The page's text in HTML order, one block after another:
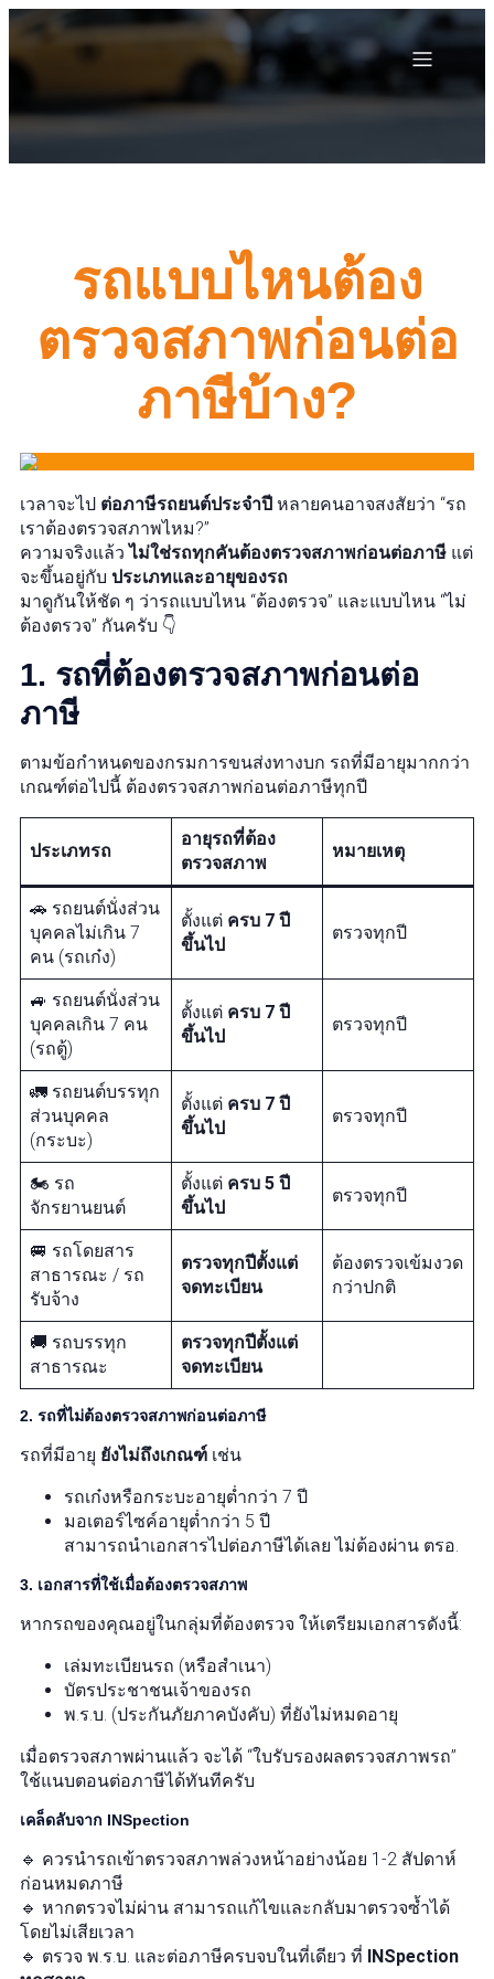
รถแบบไหนต้อง
ตรวจสภาพก่อนต่อ
ภาษีบ้าง?
เวลาจะไป ต่อภาษีรถยนต์ประจำปี หลายคนอาจสงสัยว่า “รถ
เราต้องตรวจสภาพไหม?”
ความจริงแล้วไม่ใช่รถทุกคันต้องตรวจสภาพก่อนต่อภาษี แต่
จะขึ้นอยู่กับ ประเภทและอายุของรถ
มาดูกันให้ชัด ๆ ว่ารถแบบไหน “ต้องตรวจ” และแบบไหน “ไม่
ต้องตรวจ” กันครับ 👇
1. รถที่ต้องตรวจสภาพก่อนต่อ
ภาษี
ตามข้อกำหนดของกรมการขนส่งทางบก รถที่มีอายุมากกว่า
เกณฑ์ต่อไปนี้ ต้องตรวจสภาพก่อนต่อภาษีทุกปี
ประเภทรถ
อายุรถที่ต้อง
ตรวจสภาพ
หมายเหตุ
🚗 รถยนต์นั่งส่วน
บุคคลไม่เกิน 7
คน (รถเก๋ง)
ตั้งแต่ ครบ 7 ปี
ขึ้นไป
ตรวจทุกปี
🚙 รถยนต์นั่งส่วน
บุคคลเกิน 7 คน
(รถตู้)
ตั้งแต่ ครบ 7 ปี
ขึ้นไป
ตรวจทุกปี
🚛 รถยนต์บรรทุก
ส่วนบุคคล
(กระบะ)
ตั้งแต่ ครบ 7 ปี
ขึ้นไป
ตรวจทุกปี
🏍️ รถ
จักรยานยนต์
ตั้งแต่ ครบ 5 ปี
ขึ้นไป
ตรวจทุกปี
🚐 รถโดยสาร
สาธารณะ / รถ
รับจ้าง
ตรวจทุกปีตั้งแต่
จดทะเบียน
ต้องตรวจเข้มงวด
กว่าปกติ
🚚 รถบรรทุก
สาธารณะ
ตรวจทุกปีตั้งแต่
จดทะเบียน
2. รถที่ไม่ต้องตรวจสภาพก่อนต่อภาษี
รถที่มีอายุ ยังไม่ถึงเกณฑ์ เช่น
รถเก๋งหรือกระบะอายุต่ำกว่า 7 ปี
มอเตอร์ไซค์อายุต่ำกว่า 5 ปี
สามารถนำเอกสารไปต่อภาษีได้เลย ไม่ต้องผ่าน ตรอ.
3. เอกสารที่ใช้เมื่อต้องตรวจสภาพ
หากรถของคุณอยู่ในกลุ่มที่ต้องตรวจ ให้เตรียมเอกสารดังนี้:
เล่มทะเบียนรถ (หรือสำเนา)
บัตรประชาชนเจ้าของรถ
พ.ร.บ. (ประกันภัยภาคบังคับ) ที่ยังไม่หมดอายุ
เมื่อตรวจสภาพผ่านแล้ว จะได้ “ใบรับรองผลตรวจสภาพรถ”
ใช้แนบตอนต่อภาษีได้ทันทีครับ
เคล็ดลับจาก INSpection
🔹 ควรนำรถเข้าตรวจสภาพล่วงหน้าอย่างน้อย 1-2 สัปดาห์
ก่อนหมดภาษี
🔹 หากตรวจไม่ผ่าน สามารถแก้ไขและกลับมาตรวจซ้ำได้
โดยไม่เสียเวลา
🔹 ตรวจ พ.ร.บ. และต่อภาษีครบจบในที่เดียว ที่ INSpection